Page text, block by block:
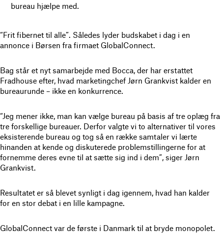
bureau hjælpe med.
“Frit fibernet til alle”. Således lyder budskabet i dag i en
annonce i Børsen fra firmaet GlobalConnect.
Bag står et nyt samarbejde med Bocca, der har erstattet
Fradhouse efter, hvad marketingchef Jørn Grankvist kalder en
bureaurunde – ikke en konkurrence.
“Jeg mener ikke, man kan vælge bureau på basis af tre oplæg fra
tre forskellige bureauer. Derfor valgte vi to alternativer til vores
eksisterende bureau og tog så en række samtaler vi lærte
hinanden at kende og diskuterede problemstillingerne for at
fornemme deres evne til at sætte sig ind i dem”, siger Jørn
Grankvist.
Resultatet er så blevet synligt i dag igennem, hvad han kalder
for en stor debat i en lille kampagne.
GlobalConnect var de første i Danmark til at bryde monopolet.